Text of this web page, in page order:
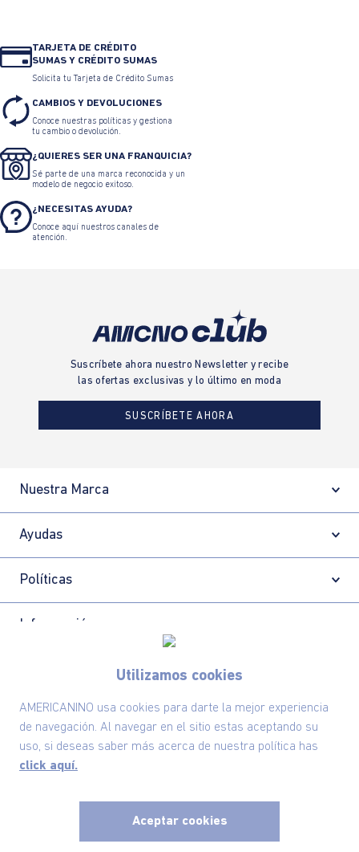
Utilizamos cookies
AMERICANINO usa cookies para darte la mejor experiencia
de navegación. Al navegar en el sitio estas aceptando su
uso, si deseas saber más acerca de nuestra política has
click aquí.
Aceptar cookies
TARJETA DE CRÉDITO
SUMAS Y CRÉDITO SUMAS
Solicita tu Tarjeta de Crédito Sumas
CAMBIOS Y DEVOLUCIONES
Conoce nuestras políticas y gestiona
tu cambio o devolución.
¿QUIERES SER UNA FRANQUICIA?
Sé parte de una marca reconocida y un
modelo de negocio exitoso.
¿NECESITAS AYUDA?
Conoce aquí nuestros canales de
atención.
Suscríbete ahora nuestro Newsletter y recibe
las ofertas exclusivas y lo último en moda
SUSCRÍBETE AHORA
Nuestra Marca
Ayudas
Políticas
Información